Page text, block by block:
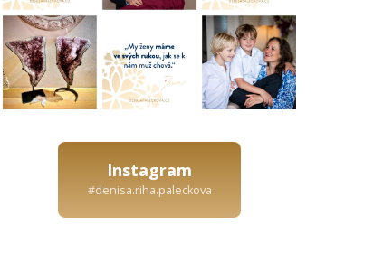
Instagram
#denisa.riha.paleckova